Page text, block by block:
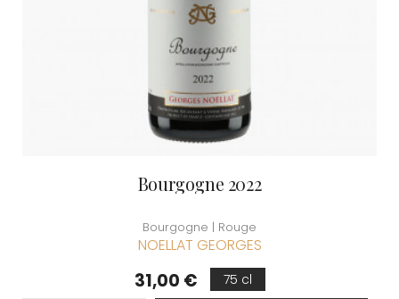
Bourgogne 2022
Bourgogne | Rouge
NOELLAT GEORGES
Prix
31,00 € 75 cl